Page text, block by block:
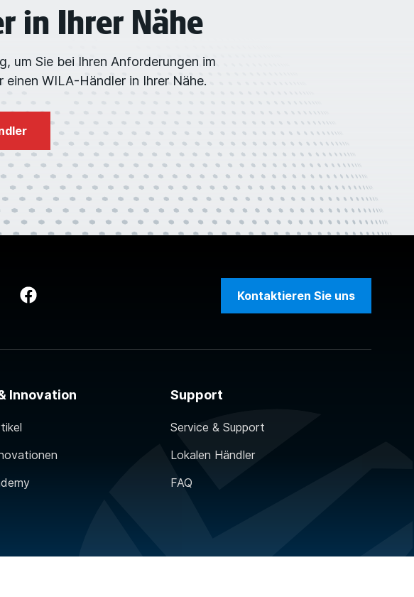
in Ihrer Nähe
um Sie bei Ihren Anforderungen im
WILA-Händler in Ihrer Nähe.
Kontaktieren Sie uns
Innovation Support
Service & Support
Lokalen Händler
FAQ